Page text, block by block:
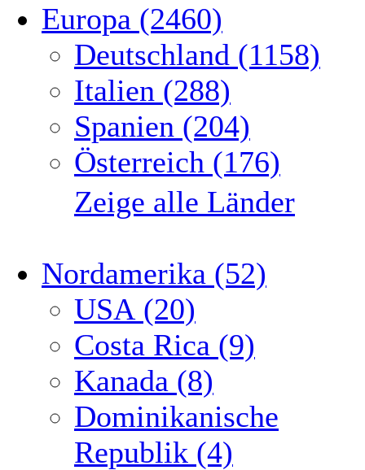
Europa (2460)
Deutschland (1158)
Italien (288)
Spanien (204)
Österreich (176)
Zeige alle Länder
Nordamerika (52)
USA (20)
Costa Rica (9)
Kanada (8)
Dominikanische
Republik (4)